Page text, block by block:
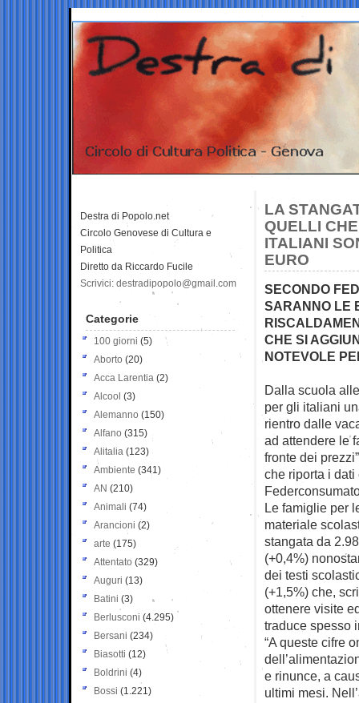
LA
QUELLI
ITALIANI
EURO
SECONDO
SARANNO LE
CHE SI
NOTEVOLE
Dalla scuola
per gli italiani
rientro dalle
ad attendere le
fronte dei
che riporta i
Le famiglie per
materiale
stangata da
(+0,4%)
dei testi
(+1,5%) che,
ottenere visite
traduce spesso
“A queste cifre
e rinunce, a
ultimi mesi.
Destra di Popolo.net
Circolo Genovese di Cultura e
Politica
Diretto da Riccardo Fucile
Scrivici: destradipopolo@gmail.com
Categorie
100 giorni (5)
Aborto (20)
Acca Larentia (2)
Alcool (3)
Alemanno (150)
Alfano (315)
Alitalia (123)
Ambiente (341)
AN (210)
Animali (74)
Arancioni (2)
arte (175)
Attentato (329)
Auguri (13)
Batini (3)
Berlusconi (4.295)
Bersani (234)
Biasotti (12)
Boldrini (4)
Bossi (1.221)